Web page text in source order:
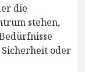
die
stehen,
oder